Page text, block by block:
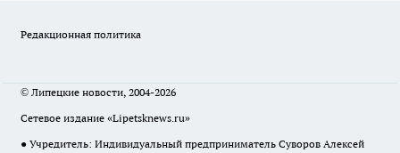
Редакционная политика
© Липецкие новости, 2004-2026
Сетевое издание «Lipetsknews.ru»
● Учредитель: Индивидуальный предприниматель Суворов Алексей